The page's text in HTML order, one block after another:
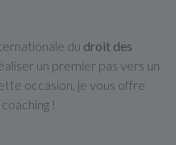
du droit des
un premier pas vers un
occasion, je vous offre
!